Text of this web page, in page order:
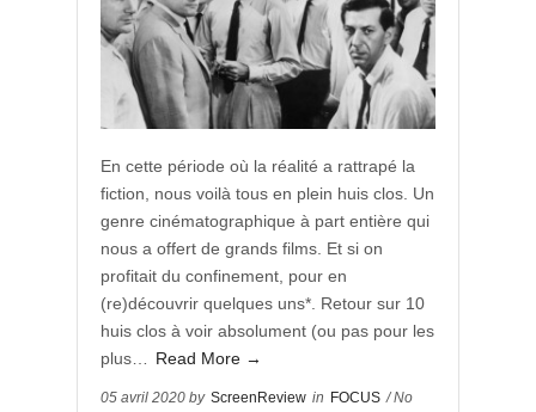
En cette période où la réalité a rattrapé la
fiction, nous voilà tous en plein huis clos. Un
genre cinématographique à part entière qui
nous a offert de grands films. Et si on
profitait du confinement, pour en
(re)découvrir quelques uns*. Retour sur 10
huis clos à voir absolument (ou pas pour les
plus…
Read More →
05 avril 2020 by ScreenReview in FOCUS / No